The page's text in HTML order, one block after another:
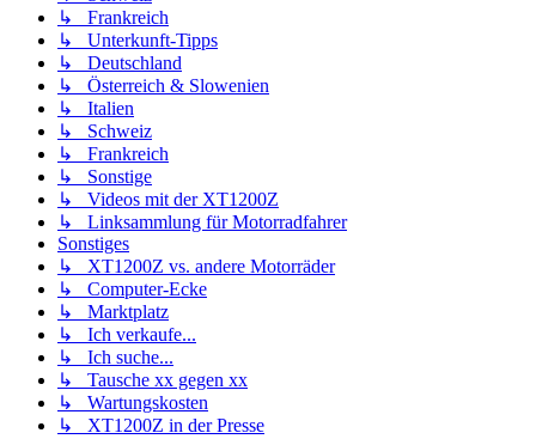
↳ Frankreich
↳ Unterkunft-Tipps
↳ Deutschland
↳ Österreich & Slowenien
↳ Italien
↳ Schweiz
↳ Frankreich
↳ Sonstige
↳ Videos mit der XT1200Z
↳ Linksammlung für Motorradfahrer
Sonstiges
↳ XT1200Z vs. andere Motorräder
↳ Computer-Ecke
↳ Marktplatz
↳ Ich verkaufe...
↳ Ich suche...
↳ Tausche xx gegen xx
↳ Wartungskosten
↳ XT1200Z in der Presse